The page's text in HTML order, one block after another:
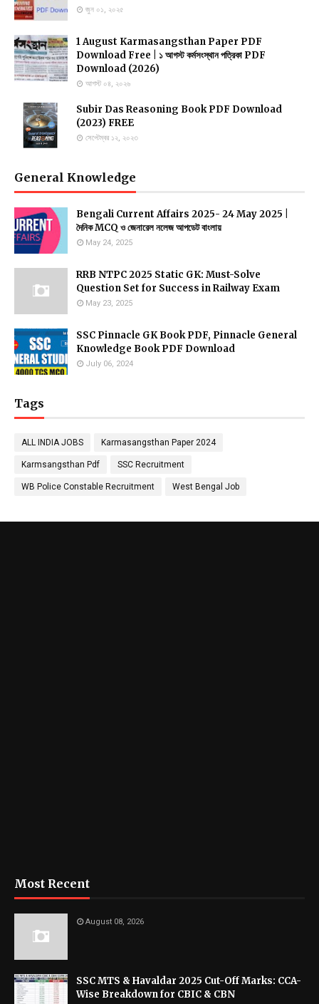
জুন ০১, ২০২৫
1 August Karmasangsthan Paper PDF
Download Free | ১ আগস্ট কর্মসংস্থান পত্রিকা PDF
Download (2026)
আগস্ট ০৪, ২০২৬
Subir Das Reasoning Book PDF Download
(2023) FREE
সেপ্টেম্বর ১২, ২০২৩
General Knowledge
Bengali Current Affairs 2025- 24 May 2025 |
দৈনিক MCQ ও জেনারেল নলেজ আপডেট বাংলায়
May 24, 2025
RRB NTPC 2025 Static GK: Must-Solve
Question Set for Success in Railway Exam
May 23, 2025
SSC Pinnacle GK Book PDF, Pinnacle General
Knowledge Book PDF Download
July 06, 2024
Tags
ALL INDIA JOBS Karmasangsthan Paper 2024
Karmsangsthan Pdf SSC Recruitment
WB Police Constable Recruitment West Bengal Job
Most Recent
August 08, 2026
SSC MTS & Havaldar 2025 Cut-Off Marks: CCA-
Wise Breakdown for CBIC & CBN